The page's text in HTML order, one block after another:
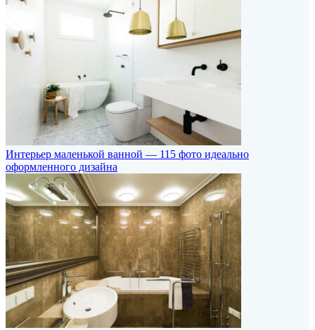
Интерьер маленькой ванной — 115 фото идеально
оформленного дизайна